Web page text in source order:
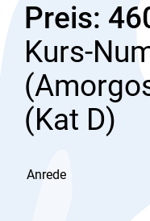
Preis:
Kurs-
(Kat D)
Anrede